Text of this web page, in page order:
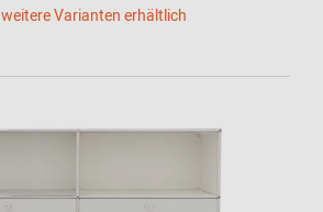
weitere Varianten erhältlich